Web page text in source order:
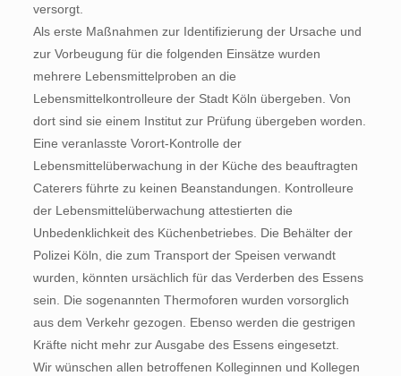
versorgt.
Als erste Maßnahmen zur Identifizierung der Ursache und
zur Vorbeugung für die folgenden Einsätze wurden
mehrere Lebensmittelproben an die
Lebensmittelkontrolleure der Stadt Köln übergeben. Von
dort sind sie einem Institut zur Prüfung übergeben worden.
Eine veranlasste Vorort-Kontrolle der
Lebensmittelüberwachung in der Küche des beauftragten
Caterers führte zu keinen Beanstandungen. Kontrolleure
der Lebensmittelüberwachung attestierten die
Unbedenklichkeit des Küchenbetriebes. Die Behälter der
Polizei Köln, die zum Transport der Speisen verwandt
wurden, könnten ursächlich für das Verderben des Essens
sein. Die sogenannten Thermoforen wurden vorsorglich
aus dem Verkehr gezogen. Ebenso werden die gestrigen
Kräfte nicht mehr zur Ausgabe des Essens eingesetzt.
Wir wünschen allen betroffenen Kolleginnen und Kollegen